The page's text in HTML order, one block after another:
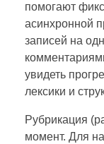
помогают
асинхронной
записей на
увидеть
лексики и
Рубрикация
момент. Для